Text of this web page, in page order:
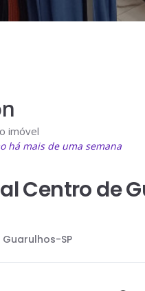
imóvel
há mais de uma semana
Centro de
SP